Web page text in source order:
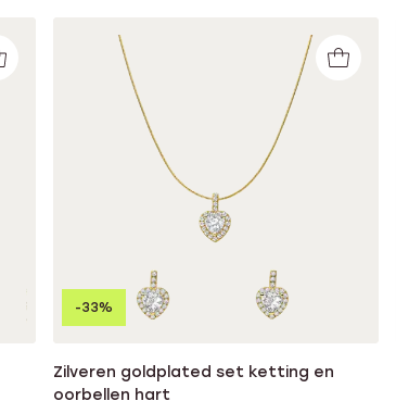
Zilveren goldplated set ketting en
oorbellen hart
-33%